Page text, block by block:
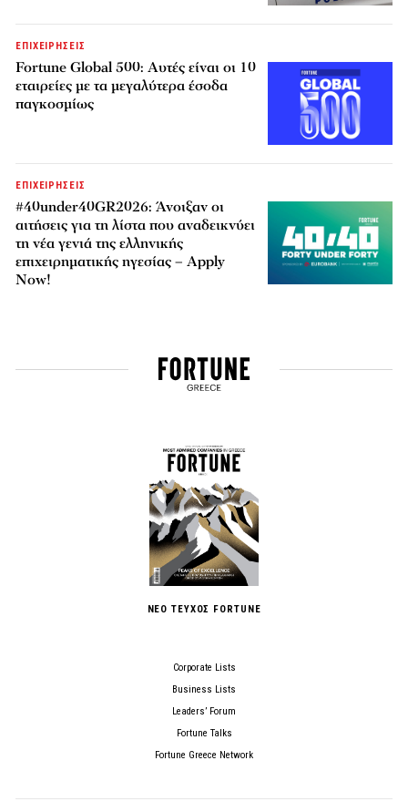
ΕΠΙΧΕΙΡΗΣΕΙΣ
Fortune Global 500: Αυτές είναι οι 10
εταιρείες με τα μεγαλύτερα έσοδα
παγκοσμίως
ΕΠΙΧΕΙΡΗΣΕΙΣ
#40under40GR2026: Άνοιξαν οι
αιτήσεις για τη λίστα που αναδεικνύει
τη νέα γενιά της ελληνικής
επιχειρηματικής ηγεσίας – Apply
Now!
ΝΕΟ ΤΕΥΧΟΣ FORTUNE
Corporate Lists
Business Lists
Leaders’ Forum
Fortune Talks
Fortune Greece Network